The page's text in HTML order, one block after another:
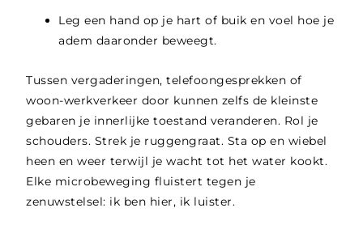
Leg een hand op je hart of buik en voel hoe je
adem daaronder beweegt.
Tussen vergaderingen, telefoongesprekken of
woon-werkverkeer door kunnen zelfs de kleinste
gebaren je innerlijke toestand veranderen. Rol je
schouders. Strek je ruggengraat. Sta op en wiebel
heen en weer terwijl je wacht tot het water kookt.
Elke microbeweging fluistert tegen je
zenuwstelsel: ik ben hier, ik luister.